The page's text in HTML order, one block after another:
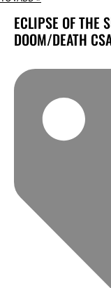
ECLIPSE OF THE
DOOM/DEATH